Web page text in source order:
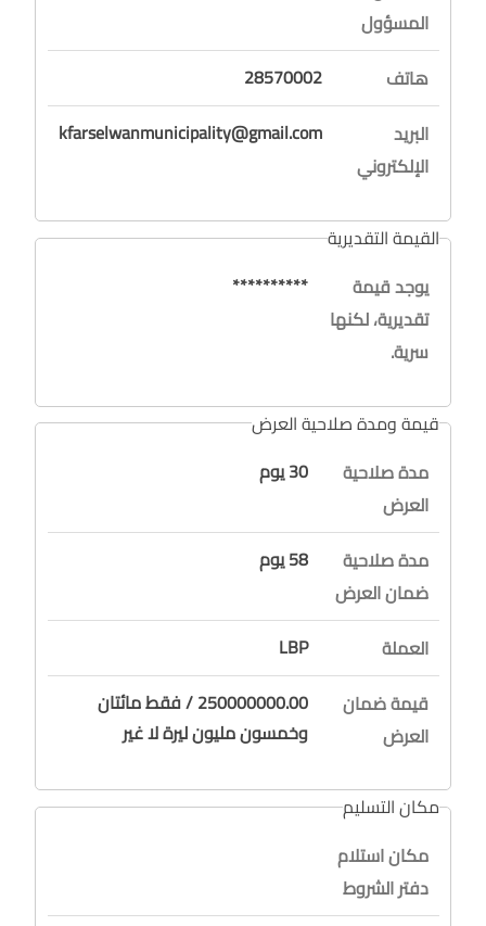
المسؤول
هاتف
28570002
البريد
الإلكتروني
kfarselwanmunicipality@gmail.com
القيمة التقديرية
يوجد قيمة
تقديرية، لكنها
سرية.
**********
قيمة ومدة صلاحية العرض
مدة صلاحية
العرض
30 يوم
مدة صلاحية
ضمان العرض
58 يوم
العملة
LBP
قيمة ضمان
العرض
250000000.00 / فقط مائتان
وخمسون مليون ليرة لا غير
مكان التسليم
مكان استلام
دفتر الشروط